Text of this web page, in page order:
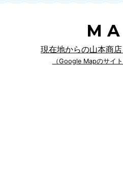
現在地からの山本商
（Google Mapのサイ